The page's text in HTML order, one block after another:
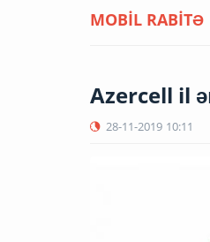
MOBİL RABİTƏ
Azercell il
28-11-2019 10:11